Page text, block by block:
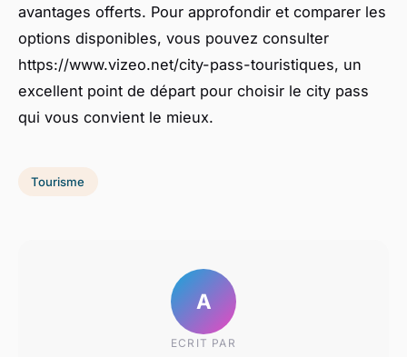
avantages offerts. Pour approfondir et comparer les
options disponibles, vous pouvez consulter
https://www.vizeo.net/city-pass-touristiques, un
excellent point de départ pour choisir le city pass
qui vous convient le mieux.
Tourisme
A
ECRIT PAR